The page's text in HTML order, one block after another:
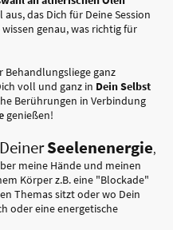
das Dich für Deine Session
wissen genau, was richtig für
Behandlungsliege ganz
voll und ganz in Dein Selbst
Berührungen in Verbindung
genießen!
Seelenenergie,
meine Hände und meinen
Körper z.B. eine "Blockade"
Themas sitzt oder wo Dein
oder eine energetische